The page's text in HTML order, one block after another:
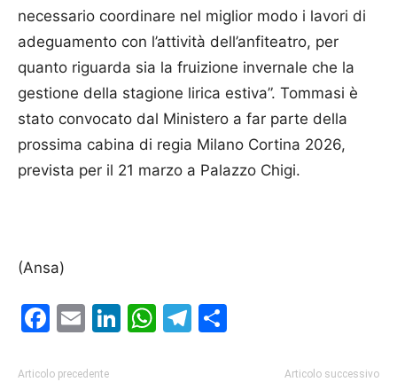
necessario coordinare nel miglior modo i lavori di
adeguamento con l’attività dell’anfiteatro, per
quanto riguarda sia la fruizione invernale che la
gestione della stagione lirica estiva”. Tommasi è
stato convocato dal Ministero a far parte della
prossima cabina di regia Milano Cortina 2026,
prevista per il 21 marzo a Palazzo Chigi.
(Ansa)
Facebook
EmailLinkedIn
WhatsApp
Telegram
Articolo precedente Articolo successivo